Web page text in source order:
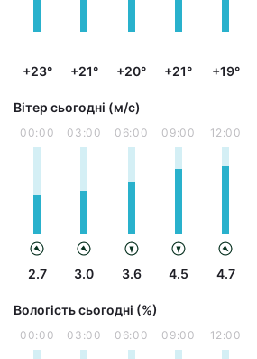
+23° +21° +20° +21° +19°
Вітер сьогодні (м/с)
00:00
2.7
03:00
3.0
06:00
3.6
09:00
4.5
12:00
4.7
Вологість сьогодні (%)
00:00 03:00 06:00 09:00 12:00